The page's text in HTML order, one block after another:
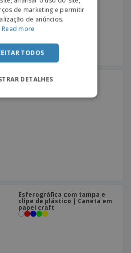
Caneta multicor OCTUS |
Esferográfica com tampa e
clipe de plástico | Caneta em
papel craft
de marketing e permitir
de anúncios.
Read more
TODOS
DETALHES